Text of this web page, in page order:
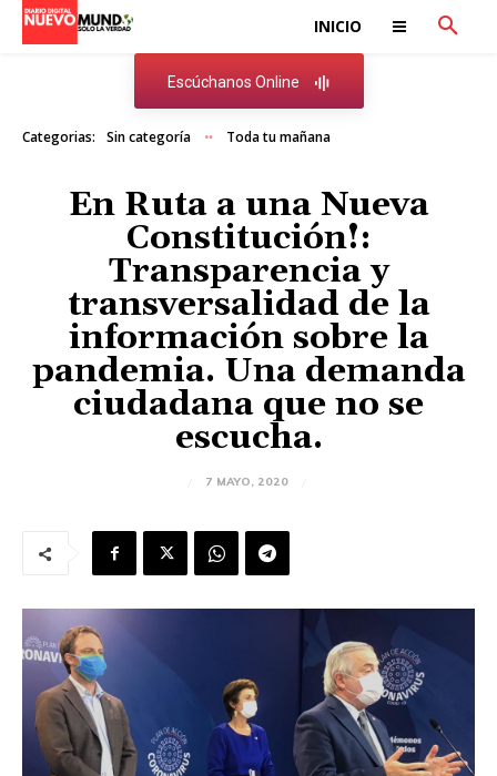
INICIO
Escúchanos Online
Categorias: Sin categoría Toda tu mañana
En Ruta a una Nueva
Constitución!:
Transparencia y
transversalidad de la
información sobre la
pandemia. Una demanda
ciudadana que no se
escucha.
7 MAYO, 2020